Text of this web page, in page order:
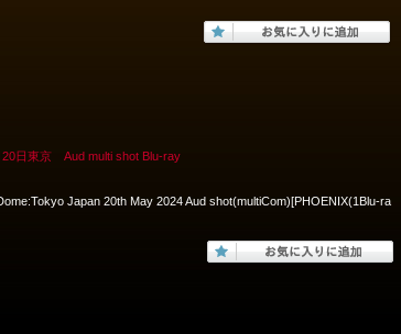
20日東京 Aud multi shot Blu-ray
Japan 20th May 2024 Aud shot(multiCom)[PHOENIX(1Blu-ra